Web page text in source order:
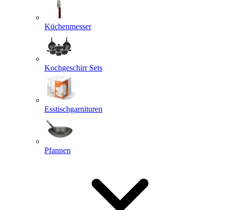
Küchenmesser
Kochgeschirr Sets
Esstischgarnituren
Pfannen